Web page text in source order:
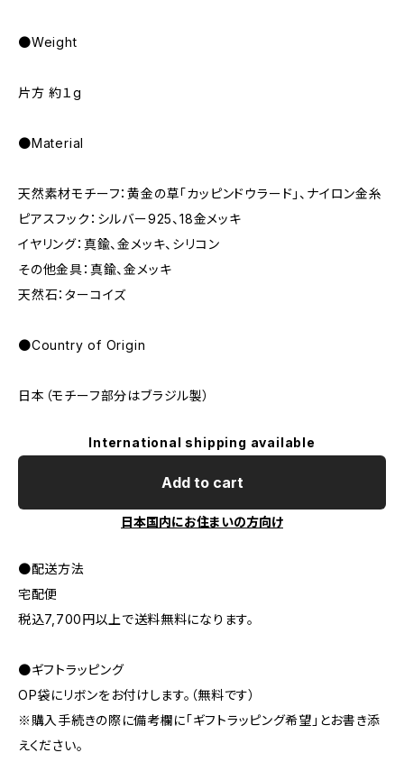
●Weight
片方 約１g
●Material
天然素材モチーフ：黄金の草「カッピンドウラード」、ナイロン金糸
ピアスフック：シルバー925、18金メッキ
イヤリング：真鍮、金メッキ、シリコン
その他金具：真鍮、金メッキ
天然石：ターコイズ
●Country of Origin
日本（モチーフ部分はブラジル製）
International shipping available
Add to cart
日本国内にお住まいの方向け
●配送方法
宅配便
税込7,700円以上で送料無料になります。
●ギフトラッピング
OP袋にリボンをお付けします。（無料です）
※購入手続きの際に備考欄に「ギフトラッピング希望」とお書き添
えください。